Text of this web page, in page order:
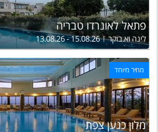
פתאל לאונרדו טבריה
לינה וא.בוקר 13.08.26 - 15.08.26
מחיר מיוחד
מלון כנען צפת